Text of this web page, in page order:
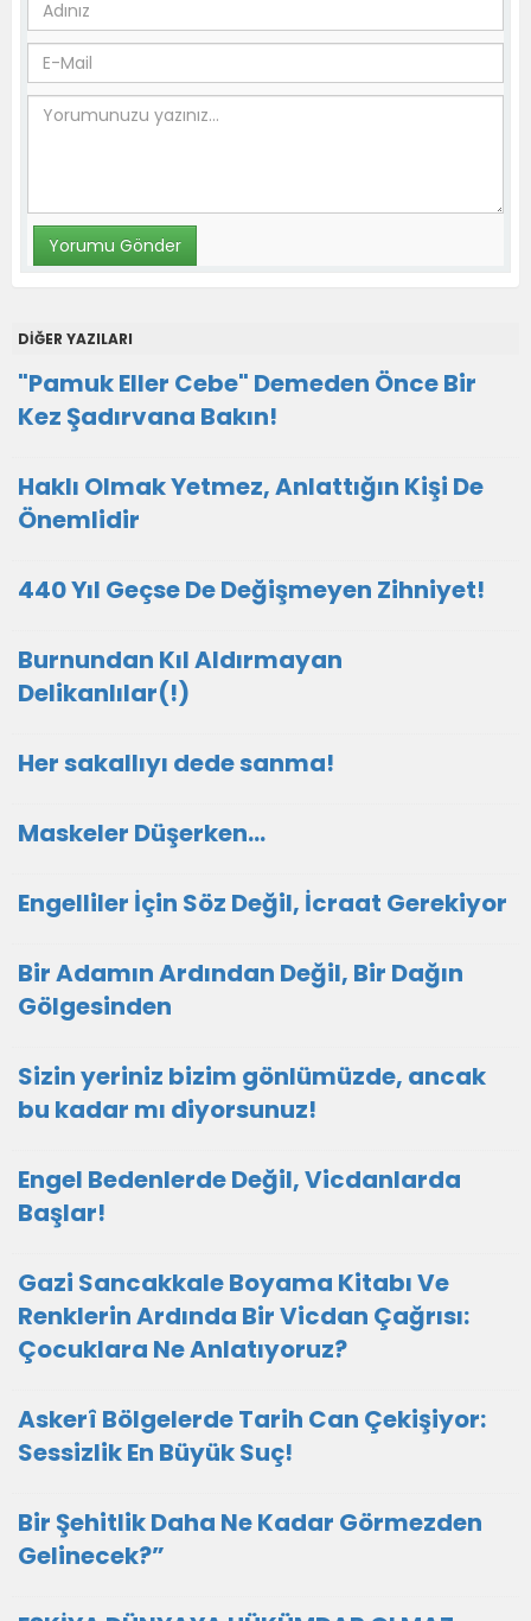
DİĞER YAZILARI
"Pamuk Eller Cebe" Demeden Önce Bir
Kez Şadırvana Bakın!
Haklı Olmak Yetmez, Anlattığın Kişi De
Önemlidir
440 Yıl Geçse De Değişmeyen Zihniyet!
Burnundan Kıl Aldırmayan
Delikanlılar(!)
Her sakallıyı dede sanma!
Maskeler Düşerken…
Engelliler İçin Söz Değil, İcraat Gerekiyor
Bir Adamın Ardından Değil, Bir Dağın
Gölgesinden
Sizin yeriniz bizim gönlümüzde, ancak
bu kadar mı diyorsunuz!
Engel Bedenlerde Değil, Vicdanlarda
Başlar!
Gazi Sancakkale Boyama Kitabı Ve
Renklerin Ardında Bir Vicdan Çağrısı:
Çocuklara Ne Anlatıyoruz?
Askerî Bölgelerde Tarih Can Çekişiyor:
Sessizlik En Büyük Suç!
Bir Şehitlik Daha Ne Kadar Görmezden
Gelinecek?”